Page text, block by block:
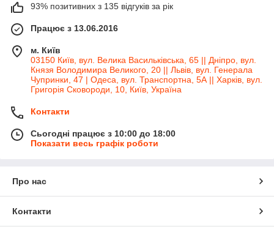
93% позитивних з 135 відгуків за рік
Працює з 13.06.2016
м. Київ
03150 Київ, вул. Велика Васильківська, 65 || Дніпро, вул.
Князя Володимира Великого, 20 || Львів, вул. Генерала
Чупринки, 47 | Одеса, вул. Транспортна, 5А || Харків, вул.
Григорія Сковороди, 10, Київ, Україна
Контакти
Сьогодні працює з 10:00 до 18:00
Показати весь графік роботи
Про нас
Контакти